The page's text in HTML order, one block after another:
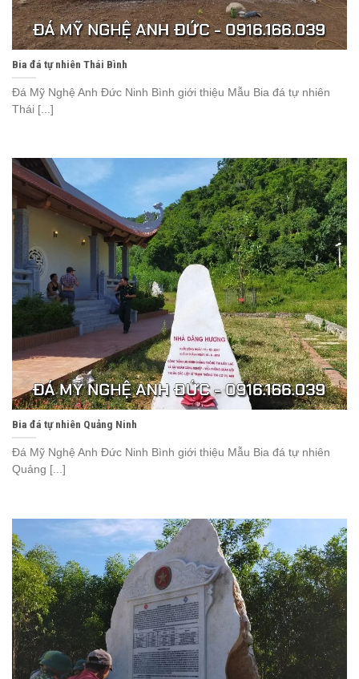
Bia đá tự nhiên Thái Bình
Đá Mỹ Nghệ Anh Đức Ninh Bình giới thiệu Mẫu Bia đá tự nhiên
Thái [...]
Bia đá tự nhiên Quảng Ninh
Đá Mỹ Nghệ Anh Đức Ninh Bình giới thiệu Mẫu Bia đá tự nhiên
Quảng [...]